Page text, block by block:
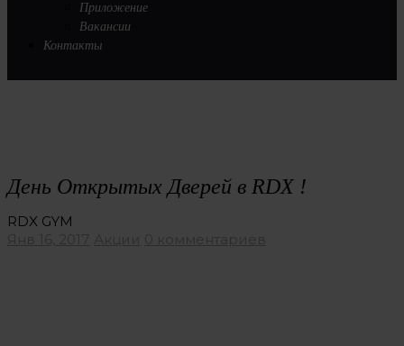
Приложение
Вакансии
Контакты
День Открытых Дверей в RDX !
RDX GYM